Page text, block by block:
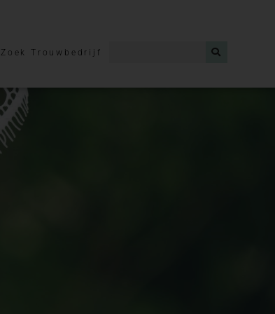
Zoek Trouwbedrijf